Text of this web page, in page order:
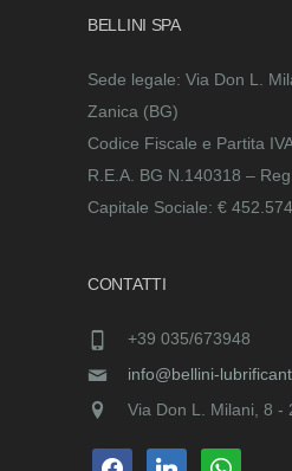
BELLINI SPA
Sede legale: Via Don L.
Zanica (BG)
Codice Fiscale e Partita
R.E.A. BG N.140318 –
Capitale Sociale: €
CONTATTI
+39 035/673948
info@bellini-
Via Don L. Milani, 8 -
facebooklinkedin whatsapp